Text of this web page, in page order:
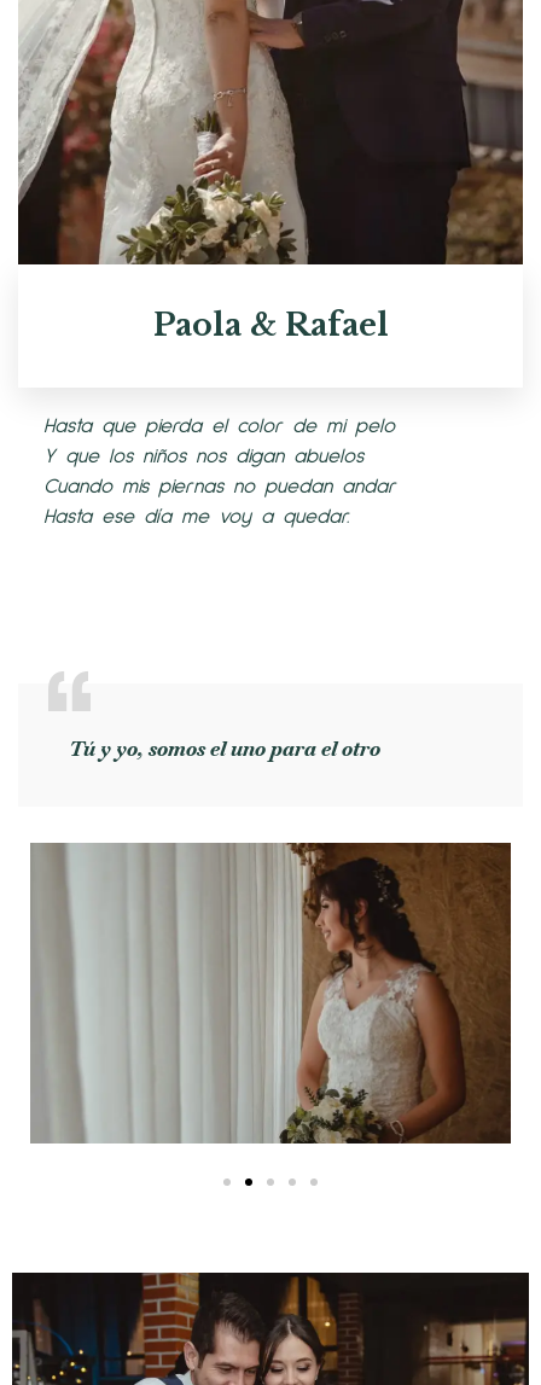
Paola & Rafael
Hasta que pierda el color de mi pelo
Y que los niños nos digan abuelos
Cuando mis piernas no puedan andar
Hasta ese día me voy a quedar.
Tú y yo, somos el uno para el otro